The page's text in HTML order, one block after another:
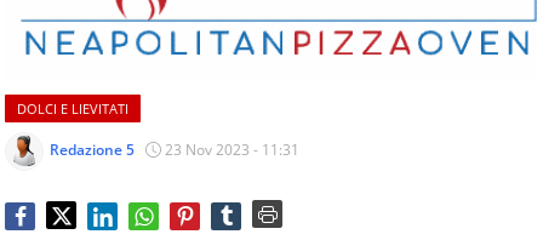
quotidiani
sul
dell'alimentazione,
dei
consumi
del
Food
DOLCI E LIEVITATI
Redazione 5 23 Nov 2023 - 11:31